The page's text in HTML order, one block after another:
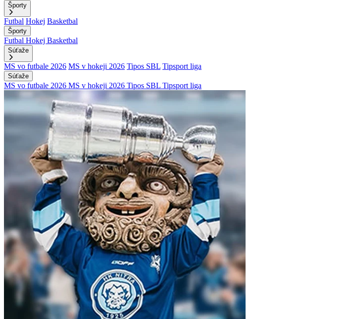
Športy
Futbal Hokej Basketbal
Športy
Futbal Hokej Basketbal
Súťaže
MS vo futbale 2026 MS v hokeji 2026 Tipos SBL Tipsport liga
Súťaže
MS vo futbale 2026 MS v hokeji 2026 Tipos SBL Tipsport liga